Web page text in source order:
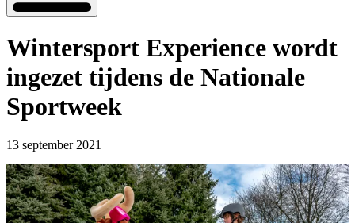
Wintersport Experience wordt
ingezet tijdens de Nationale
Sportweek
13 september 2021